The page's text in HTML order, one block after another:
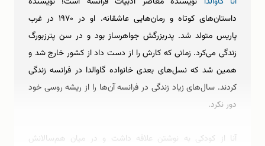
داستان‌های کوتاه و رمان‌هایی عاشقانه. او در ۱۹۷۰ در غرب
پاریس متولد شد. پدربزرگش جواهرساز بود و در سن پترزبورگ
زندگی می‌کرد. زمانی که کارش را از دست داد از کشور خارج شد و
همین شد که نسل‌های بعدی خانواده گاوالدا در فرانسه زندگی
کردند. سال‌های زیاد زندگی در فرانسه آن‌ها را از ریشه روسی خود
دور نکرد.
آنا از کودکی به نوشتن علاقه داشت و در میان هم‌سالانش